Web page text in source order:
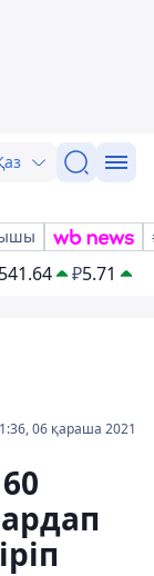
541.64 ₽5.71
06 қараша 2021